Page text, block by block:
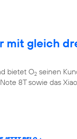
mit gleich
bietet O2 seinen
8T sowie das